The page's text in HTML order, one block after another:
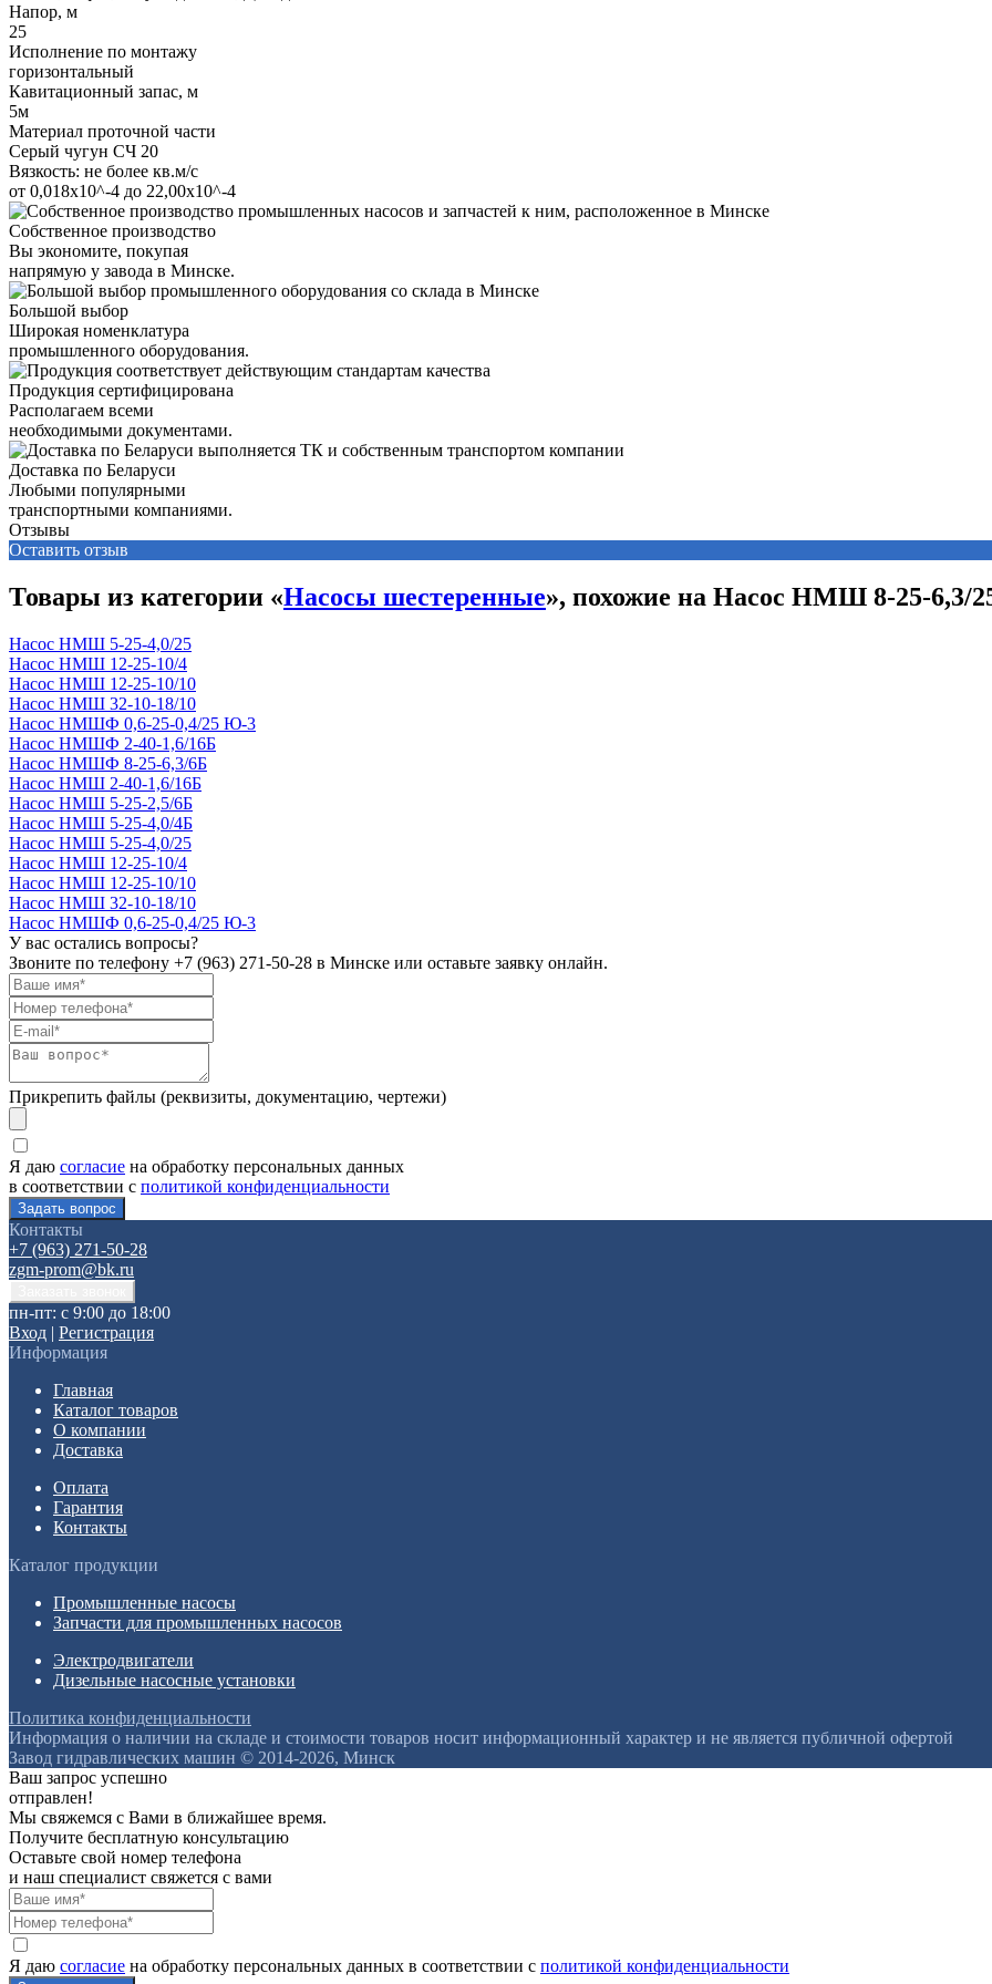
Напор, м
25
Исполнение по монтажу
горизонтальный
Кавитационный запас, м
5м
Материал проточной части
Серый чугун СЧ 20
Вязкость: не более кв.м/с
от 0,018х10^-4 до 22,00х10^-4
Собственное производство
Вы экономите, покупая
напрямую у завода в Минске.
Большой выбор
Широкая номенклатура
промышленного оборудования.
Продукция сертифицирована
Располагаем всеми
необходимыми документами.
Доставка по Беларуси
Любыми популярными
транспортными компаниями.
Отзывы
Оставить отзыв
Товары из категории «Насосы шестеренные», похожие на Насос НМШ 8-25-6,3/
Насос НМШ 5-25-4,0/25
Насос НМШ 12-25-10/4
Насос НМШ 12-25-10/10
Насос НМШ 32-10-18/10
Насос НМШФ 0,6-25-0,4/25 Ю-3
Насос НМШФ 2-40-1,6/16Б
Насос НМШФ 8-25-6,3/6Б
Насос НМШ 2-40-1,6/16Б
Насос НМШ 5-25-2,5/6Б
Насос НМШ 5-25-4,0/4Б
Насос НМШ 5-25-4,0/25
Насос НМШ 12-25-10/4
Насос НМШ 12-25-10/10
Насос НМШ 32-10-18/10
Насос НМШФ 0,6-25-0,4/25 Ю-3
У вас остались вопросы?
Звоните по телефону +7 (963) 271-50-28 в Минске или оставьте заявку онлайн.
Прикрепить файлы (реквизиты, документацию, чертежи)
Я даю согласие на обработку персональных данных
в соответствии с политикой конфиденциальности
Контакты
+7 (963) 271-50-28
zgm-prom@bk.ru
пн-пт: с 9:00 до 18:00
Вход | Регистрация
Информация
Главная
Каталог товаров
О компании
Доставка
Оплата
Гарантия
Контакты
Каталог продукции
Промышленные насосы
Запчасти для промышленных насосов
Электродвигатели
Дизельные насосные установки
Политика конфиденциальности
Информация о наличии на складе и стоимости товаров носит информационный характер и не является публичной офертой
Завод гидравлических машин © 2014-2026, Минск
Ваш запрос успешно
отправлен!
Мы свяжемся с Вами в ближайшее время.
Получите бесплатную консультацию
Оставьте свой номер телефона
и наш специалист свяжется с вами
Я даю согласие на обработку персональных данных в соответствии с политикой конфиденциальности